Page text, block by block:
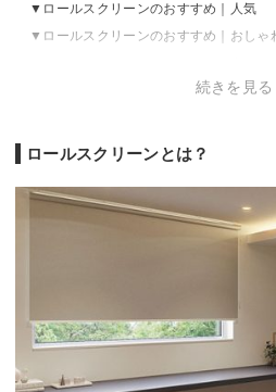
ロールスクリーンのおすすめ｜人気
ロールスクリーンのおすすめ｜おしゃ
ロールスクリーンの売れ筋ランキング
続きを見る
ロールスクリーンとは？